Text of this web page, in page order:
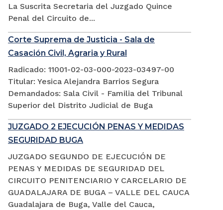
La Suscrita Secretaria del Juzgado Quince
Penal del Circuito de...
Corte Suprema de Justicia - Sala de
Casación Civil, Agraria y Rural
Radicado: 11001-02-03-000-2023-03497-00
Titular: Yesica Alejandra Barrios Segura
Demandados: Sala Civil - Familia del Tribunal
Superior del Distrito Judicial de Buga
JUZGADO 2 EJECUCIÓN PENAS Y MEDIDAS
SEGURIDAD BUGA
JUZGADO SEGUNDO DE EJECUCIÓN DE
PENAS Y MEDIDAS DE SEGURIDAD DEL
CIRCUITO PENITENCIARIO Y CARCELARIO DE
GUADALAJARA DE BUGA – VALLE DEL CAUCA
Guadalajara de Buga, Valle del Cauca,